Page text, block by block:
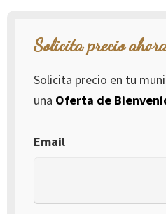
Solicita precio ahora
Solicita precio en tu
una Oferta de
Email